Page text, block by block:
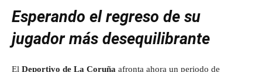
Esperando el regreso de su
jugador más desequilibrante
El Deportivo de La Coruña afronta ahora un periodo de